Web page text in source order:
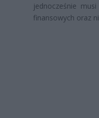
jednocześnie
finansowych oraz